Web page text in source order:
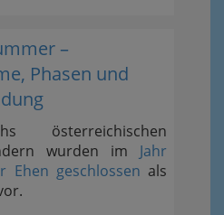
–
Phasen und
österreichischen
wurden im Jahr
Ehen geschlossen als